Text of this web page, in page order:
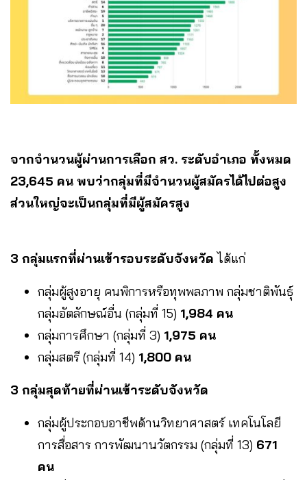
จากจำนวนผู้ผ่านการเลือก สว. ระดับอำเภอ ทั้งหมด
23,645 คน พบว่ากลุ่มที่มีจำนวนผู้สมัครได้ไปต่อสูง
ส่วนใหญ่จะเป็นกลุ่มที่มีผู้สมัครสูง
3 กลุ่มแรกที่ผ่านเข้ารอบระดับจังหวัด ได้แก่
กลุ่มผู้สูงอายุ คนพิการหรือทุพพลภาพ กลุ่มชาติพันธุ์
กลุ่มอัตลักษณ์อื่น (กลุ่มที่ 15) 1,984 คน
กลุ่มการศึกษา (กลุ่มที่ 3) 1,975 คน
กลุ่มสตรี (กลุ่มที่ 14) 1,800 คน
3 กลุ่มสุดท้ายที่ผ่านเข้าระดับจังหวัด
กลุ่มผู้ประกอบอาชีพด้านวิทยาศาสตร์ เทคโนโลยี
การสื่อสาร การพัฒนานวัตกรรม (กลุ่มที่ 13) 671
คน